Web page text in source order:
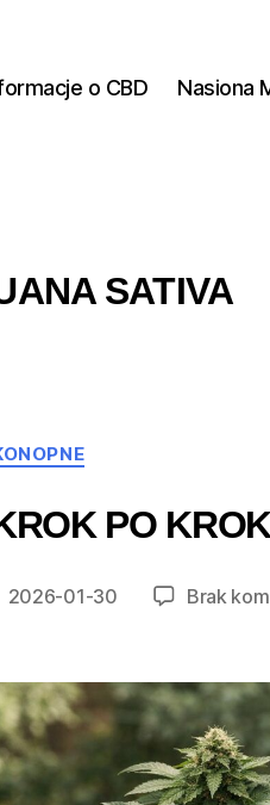
o CBD Nasiona
SATIVA
Kategorie
PO
2026-01-30 Brak